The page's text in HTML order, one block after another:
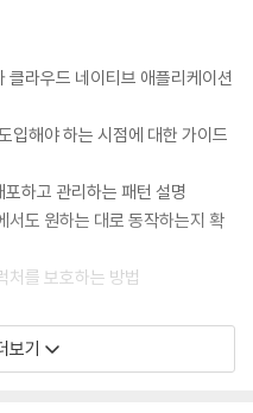
을 극복해왔다. 이런 회사들은
게 발견할 수 있지만, 어떤 경우에
에 위치한 회사에서 얻은 교훈을
션을 안정적으로 실행하는 문제
는 매우 빠르게 움직인다. 이 책
비즈니스의 속도와 애자일 요구
게는 이런 패턴을 이용해야 할
다. 이런 프로젝트 중 일부를 클
Cloud Native Computing Foun
안전하게 만드는 방법을 설명
현'은 결론을 내리고 미래에 대
. 이런 사람들이 이 책의 광범위
안은 다음과 같다. 인프라스트럭
지니어인 경우 최소한 3장에서
케이션 개발자는 클라우드 네이
란다. 클라우드 네이티브 인프라
장, 9장이 가장 많은 도움이 될 것
라우드 네이티브 애플리케이션
입해야 하는 시점에 대한 가이드
하고 관리하는 패턴 설명
도 원하는 대로 동작하는지 확
처를 보호하는 방법
리 도구를 개발하는 엔지니어인
클라우드 환경에서 실행되도록
보기